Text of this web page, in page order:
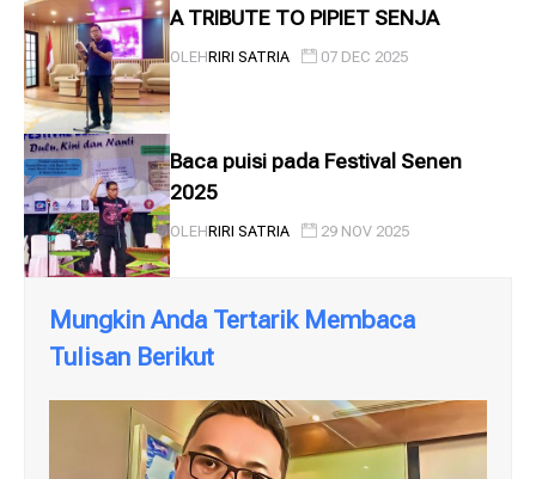
A TRIBUTE TO PIPIET SENJA
OLEHRIRI SATRIA 07 DEC 2025
Baca puisi pada Festival Senen
2025
OLEHRIRI SATRIA 29 NOV 2025
Mungkin Anda Tertarik Membaca
Tulisan Berikut